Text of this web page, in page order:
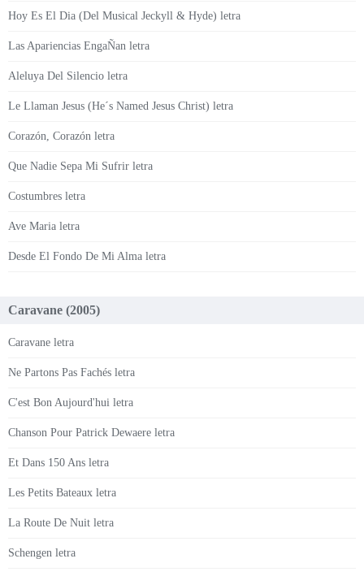
Hoy Es El Dia (Del Musical Jeckyll & Hyde) letra
Las Apariencias EngaÑan letra
Aleluya Del Silencio letra
Le Llaman Jesus (He´s Named Jesus Christ) letra
Corazón, Corazón letra
Que Nadie Sepa Mi Sufrir letra
Costumbres letra
Ave Maria letra
Desde El Fondo De Mi Alma letra
Caravane (2005)
Caravane letra
Ne Partons Pas Fachés letra
C'est Bon Aujourd'hui letra
Chanson Pour Patrick Dewaere letra
Et Dans 150 Ans letra
Les Petits Bateaux letra
La Route De Nuit letra
Schengen letra